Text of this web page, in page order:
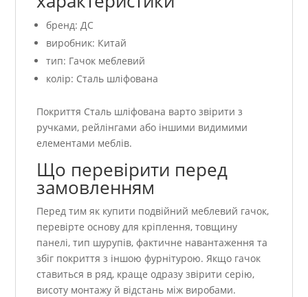
бренд: ДС
виробник: Китай
тип: Гачок меблевий
колір: Сталь шліфована
Покриття Сталь шліфована варто звірити з
ручками, рейлінгами або іншими видимими
елементами меблів.
Що перевірити перед
замовленням
Перед тим як купити подвійний меблевий гачок,
перевірте основу для кріплення, товщину
панелі, тип шурупів, фактичне навантаження та
збіг покриття з іншою фурнітурою. Якщо гачок
ставиться в ряд, краще одразу звірити серію,
висоту монтажу й відстань між виробами.